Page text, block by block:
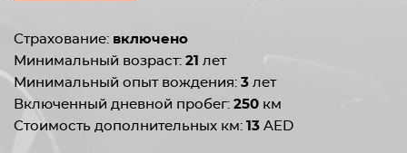
Страхование: включено
Минимальный возраст: 21 лет
Минимальный опыт вождения: 3 лет
Включенный дневной пробег: 250 км
Стоимость дополнительных км: 13 AED